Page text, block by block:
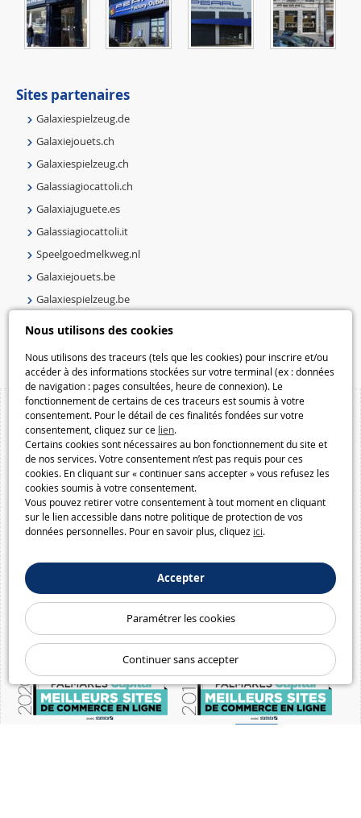
Nous utilisons des cookies
Nous utilisons des traceurs (tels que les cookies) pour inscrire et/ou
accéder à des informations stockées sur votre terminal (ex : données
de navigation : pages consultées, heure de connexion). Le
fonctionnement de certains de ces traceurs est soumis à votre
consentement. Pour le détail de ces finalités fondées sur votre
consentement, cliquez sur ce lien.
Certains cookies sont nécessaires au bon fonctionnement du site et
de nos services. Votre consentement n’est pas requis pour ces
cookies. En cliquant sur « continuer sans accepter » vous refusez les
cookies soumis à votre consentement.
Vous pouvez retirer votre consentement à tout moment en cliquant
sur le lien accessible dans notre politique de protection de vos
données personnelles. Pour en savoir plus, cliquez ici.
Accepter
Paramétrer les cookies
Continuer sans accepter
Sites partenaires
Galaxiespielzeug.de
Galaxiejouets.ch
Galaxiespielzeug.ch
Galassiagiocattoli.ch
Galaxiajuguete.es
Galassiagiocattoli.it
Speelgoedmelkweg.nl
Galaxiejouets.be
Galaxiespielzeug.be